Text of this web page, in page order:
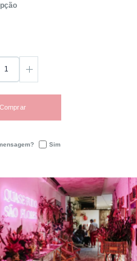
Comprar
Sim